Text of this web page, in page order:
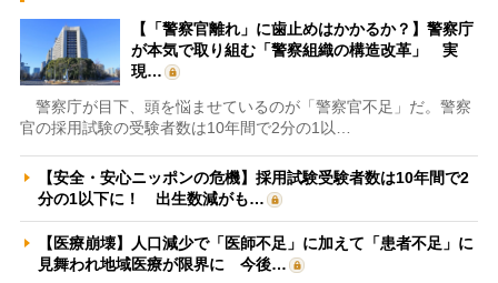
【「警察官離れ」に歯止めはかかるか？】警察庁
が本気で取り組む「警察組織の構造改革」 実
現…
警察庁が目下、頭を悩ませているのが「警察官不足」だ。警察
官の採用試験の受験者数は10年間で2分の1以…
【安全・安心ニッポンの危機】採用試験受験者数は10年間で2
分の1以下に！ 出生数減がも…
【医療崩壊】人口減少で「医師不足」に加えて「患者不足」に
見舞われ地域医療が限界に 今後…